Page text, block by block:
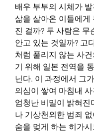
배우 부부의 시체가
삶을 살아온 이들에게
진 걸까? 두 사람은 무
안고 있는 것일까? 고
처럼 풀리지 않는 사
기 위해 일본 전역을
닌다. 이 과정에서 그
의심이 쌓여 마침내
엄청난 비밀이 밝혀진
나 기상천외한 범죄
숨을 멎게 하는 히가